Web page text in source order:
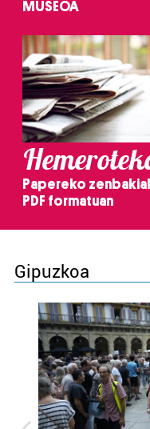
MUSEOA
Papereko
PDF formatuan
Gipuzkoa